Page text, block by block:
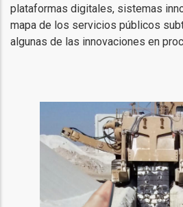
plataformas digitales, sistemas
mapa de los servicios públicos
algunas de las innovaciones en